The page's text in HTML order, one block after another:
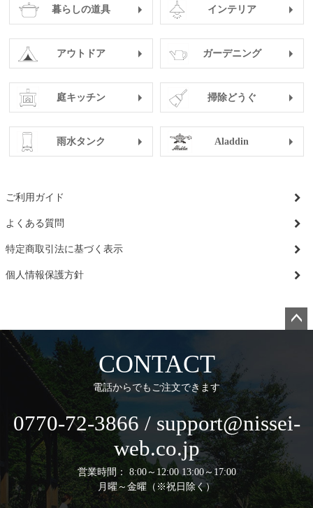
暮らしの道具 インテリア
アウトドア ガーデニング
庭キッチン 掃除どうぐ
雨水タンク Aladdin
ご利用ガイド
よくある質問
特定商取引法に基づく表示
個人情報保護方針
へ
CONTACT
電話からでもご注文できます
0770-72-3866 / support@nissei-
web.co.jp
営業時間： 8:00～12:00 13:00～17:00
月曜～金曜（※祝日除く）